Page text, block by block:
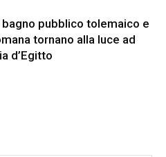
bagno pubblico tolemaico e
tornano alla luce ad
d’Egitto